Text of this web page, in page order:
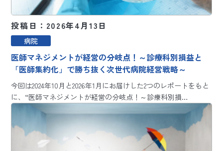
投稿日：2026年4月13日
病院
医師マネジメントが経営の分岐点！～診療科別損益と
「医師集約化」で勝ち抜く次世代病院経営戦略～
今回は2024年10月と2026年1月にお届けした2つのレポートをもと
に、“医師マネジメントが経営の分岐点！～診療科別損…